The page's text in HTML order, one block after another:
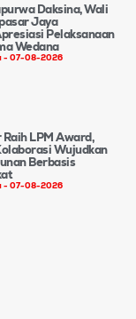
Daksina, Wali
Jaya
Pelaksanaan
Wedana
07-08-2026
LPM Award,
Wujudkan
Berbasis
07-08-2026